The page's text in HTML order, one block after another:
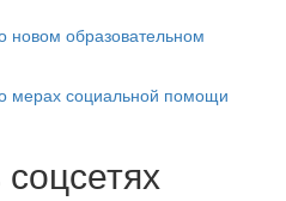
новом образовательном
мерах социальной помощи